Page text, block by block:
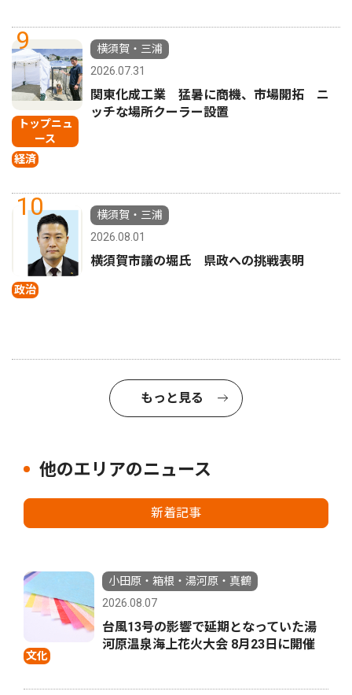
9
トップニュ
ース
経済
横須賀・三浦
2026.07.31
関東化成工業 猛暑に商機、市場開拓 ニ
ッチな場所クーラー設置
10
政治
横須賀・三浦
2026.08.01
横須賀市議の堀氏 県政への挑戦表明
もっと見る
他のエリアのニュース
新着記事
文化
小田原・箱根・湯河原・真鶴
2026.08.07
台風13号の影響で延期となっていた湯
河原温泉海上花火大会 8月23日に開催